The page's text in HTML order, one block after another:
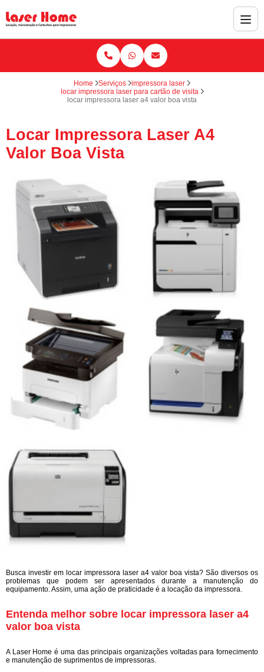
Home Serviços
impressora laser
locar impressora laser para cartão de visita
locar impressora laser a4 valor boa vista
Locar Impressora Laser A4
Valor Boa Vista
Busca investir em locar impressora laser a4 valor boa vista? São diversos os
problemas que podem ser apresentados durante a manutenção do
equipamento. Assim, uma ação de praticidade é a locação da impressora.
Entenda melhor sobre locar impressora laser a4
valor boa vista
A Laser Home é uma das principais organizações voltadas para fornecimento
e manutenção de suprimentos de impressoras.